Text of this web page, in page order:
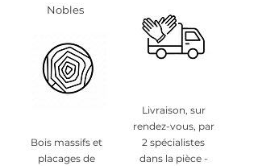
Nobles
Bois massifs et
placages de
Livraison, sur
rendez-vous, par
2 spécialistes
dans la pièce -